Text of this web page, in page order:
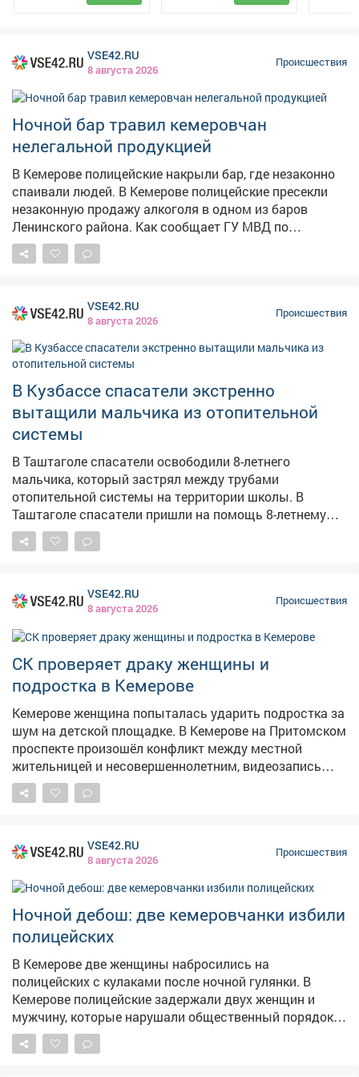
сигнал о жутком конфликте на улице Фестивальной.
77-летнюю жительницу Юрги и еёпитомца, после чего
хозяин пса причинил телесные повреждения 29-летней
внучке горожанки. Пострадавшим были выданы
направления на прохождение судебно-медицинской
экспертизы, – сказали в полиции. 31...
VSE42.RU
8 августа 2026
Происшествия
Ночной бар травил кемеровчан
нелегальной продукцией
В Кемерове полицейские накрыли бар, где незаконно
спаивали людей. В Кемерове полицейские пресекли
незаконную продажу алкоголя в одном из баров
Ленинского района. Как сообщает ГУ МВД по
Кузбассу, заведение торговало спиртным без
сопроводительных документов, подтверждающих
бутылки крепкого алкоголя. В отношении
юридического лица составили протоколы по
нескольким статьям КоАП. Санкции предусматривают
штраф от 3,6 миллиона рублей, конфискацию
продукции и приостановление деятельности на срок
от 60 до 90 суток. Материалы направлены в
арбитражный и мировой суды.
VSE42.RU
8 августа 2026
Происшествия
В Кузбассе спасатели экстренно
вытащили мальчика из отопительной
системы
В Таштаголе спасатели освободили 8-летнего
мальчика, который застрял между трубами
отопительной системы на территории школы. В
Таштаголе спасатели пришли на помощь 8-летнему
мальчику, который застрял между трубами
отопительной системы на школьной территории. Как
том, что ребёнок играл и не смог самостоятельно
выбраться из узкого пространства. Спасатели
Таштагольского поисково-спасательного отряда
оперативно прибыли на место. Им удалось вручную
освободить мальчика из металлического плена.
Ребёнка передали маме, от медицинской помощи он
отказался. К счастью, всё обошлось без травм.
Спасатели напоминают: важно следить за детьми во
время игр и объяснять им, какие места могут быть
опасны.
VSE42.RU
8 августа 2026
Происшествия
СК проверяет драку женщины и
подростка в Кемерове
Кемерове женщина попыталась ударить подростка за
шум на детской площадке. В Кемерове на Притомском
проспекте произошёл конфликт между местной
жительницей и несовершеннолетним, видеозапись
которого разлетелась по соцсетям. Как сообщает
Следком Кузбасса, инцидент случился 5 августа во
и нецензурно выражалась на детской площадке.
Женщине это показалось недопустимым – она
попыталась ударить одного из них по лицу. В ответ
подросток нанёс ей несколько ударов. В
Следственном комитете уточнили, что проверка
организована по статье "Хулиганство". Сейчас
следователи устанавливают все обстоятельства
произошедшего. По результатам проверки будет
принято процессуальное решение.
VSE42.RU
8 августа 2026
Происшествия
Ночной дебош: две кемеровчанки избили
полицейских
В Кемерове две женщины набросились на
полицейских с кулаками после ночной гулянки. В
Кемерове полицейские задержали двух женщин и
мужчину, которые нарушали общественный порядок
во дворе общежития на бульваре Строителей. Как
сообщают Следком и полиция Кузбасса, в ночное